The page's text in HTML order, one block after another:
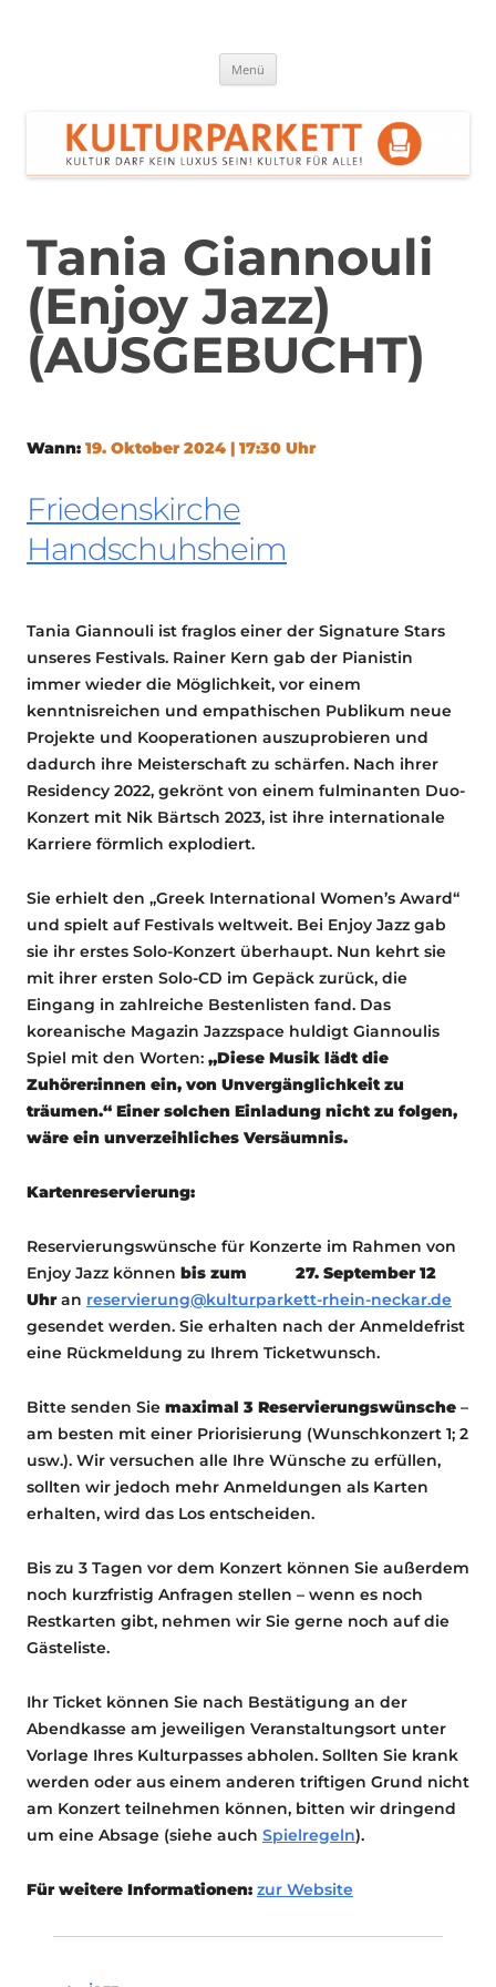
Menü
Tania Giannouli
(Enjoy Jazz)
(AUSGEBUCHT)
Wann: 19. Oktober 2024 | 17:30 Uhr
Friedenskirche
Handschuhsheim
Tania Giannouli ist fraglos einer der Signature Stars
unseres Festivals. Rainer Kern gab der Pianistin
immer wieder die Möglichkeit, vor einem
kenntnisreichen und empathischen Publikum neue
Projekte und Kooperationen auszuprobieren und
dadurch ihre Meisterschaft zu schärfen. Nach ihrer
Residency 2022, gekrönt von einem fulminanten Duo-
Konzert mit Nik Bärtsch 2023, ist ihre internationale
Karriere förmlich explodiert.
Sie erhielt den „Greek International Women’s Award“
und spielt auf Festivals weltweit. Bei Enjoy Jazz gab
sie ihr erstes Solo-Konzert überhaupt. Nun kehrt sie
mit ihrer ersten Solo-CD im Gepäck zurück, die
Eingang in zahlreiche Bestenlisten fand. Das
koreanische Magazin Jazzspace huldigt Giannoulis
Spiel mit den Worten: „Diese Musik lädt die
Zuhörer:innen ein, von Unvergänglichkeit zu
träumen.“ Einer solchen Einladung nicht zu folgen,
wäre ein unverzeihliches Versäumnis.
Kartenreservierung:
Reservierungswünsche für Konzerte im Rahmen von
Enjoy Jazz können bis zum 27. September 12
Uhran reservierung@kulturparkett-rhein-neckar.de
gesendet werden. Sie erhalten nach der Anmeldefrist
eine Rückmeldung zu Ihrem Ticketwunsch.
Bitte senden Sie maximal 3 Reservierungswünsche –
am besten mit einer Priorisierung (Wunschkonzert 1; 2
usw.). Wir versuchen alle Ihre Wünsche zu erfüllen,
sollten wir jedoch mehr Anmeldungen als Karten
erhalten, wird das Los entscheiden.
Bis zu 3 Tagen vor dem Konzert können Sie außerdem
noch kurzfristig Anfragen stellen – wenn es noch
Restkarten gibt, nehmen wir Sie gerne noch auf die
Gästeliste.
Ihr Ticket können Sie nach Bestätigung an der
Abendkasse am jeweiligen Veranstaltungsort unter
Vorlage Ihres Kulturpasses abholen. Sollten Sie krank
werden oder aus einem anderen triftigen Grund nicht
am Konzert teilnehmen können, bitten wir dringend
um eine Absage (siehe auch Spielregeln).
Für weitere Informationen: zur Website